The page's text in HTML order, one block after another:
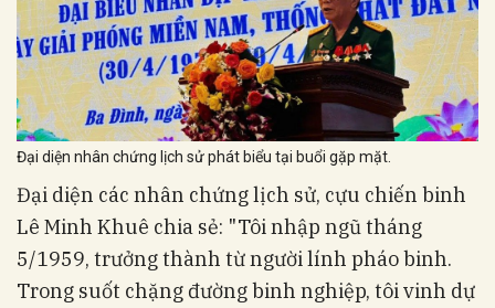
Đại diện nhân chứng lịch sử phát biểu tại buổi gặp mặt.
Đại diện các nhân chứng lịch sử, cựu chiến binh
Lê Minh Khuê chia sẻ: "Tôi nhập ngũ tháng
5/1959, trưởng thành từ người lính pháo binh.
Trong suốt chặng đường binh nghiệp, tôi vinh dự